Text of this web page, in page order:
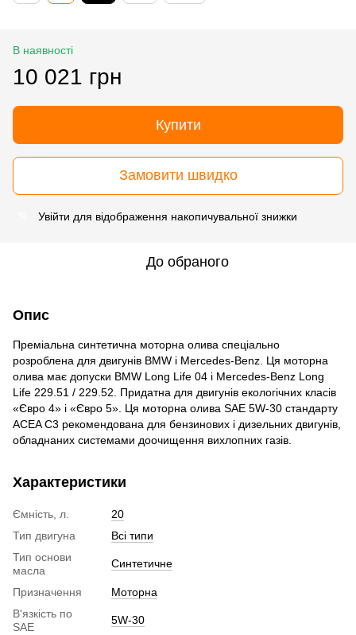
В наявності
10 021 грн
Купити
Замовити швидко
Увійти для відображення накопичувальної знижки
До обраного
Опис
Преміальна синтетична моторна олива спеціально
розроблена для двигунів BMW і Mercedes-Benz. Ця моторна
олива має допуски BMW Long Life 04 і Mercedes-Benz Long
Life 229.51 / 229.52. Придатна для двигунів екологічних класів
«Євро 4» і «Євро 5». Ця моторна олива SAE 5W-30 стандарту
ACEA C3 рекомендована для бензинових і дизельних двигунів,
обладнаних системами доочищення вихлопних газів.
Характеристики
Ємність, л.
20
Тип двигуна
Всі типи
Тип основи
масла
Синтетичне
Призначення
Моторна
В'язкість по
SAE
5W-30